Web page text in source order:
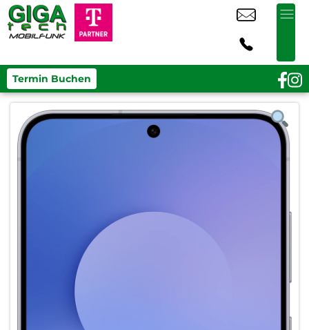
Termin Buchen